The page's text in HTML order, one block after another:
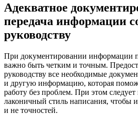
Адекватное
передача информации
руководству
При документировании информации
важно быть четким и точным.
руководству все необходимые
и другую информацию, которая
работу без проблем. При этом
лаконичный стиль написания, чтобы
и не точностей.